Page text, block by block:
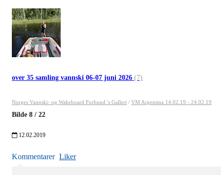
over 35 samling vannski 06-07 juni 2026 (7)
Norges Vannski- og Wakeboard Forbund 's Galleri / VM Argentina 14.02.19 - 24.02.19
Bilde 8 / 22
12.02.2019
Kommentarer Liker